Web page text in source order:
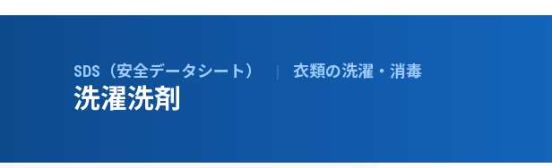
SDS（安全データシート） | 衣類の洗濯・消毒
洗濯洗剤